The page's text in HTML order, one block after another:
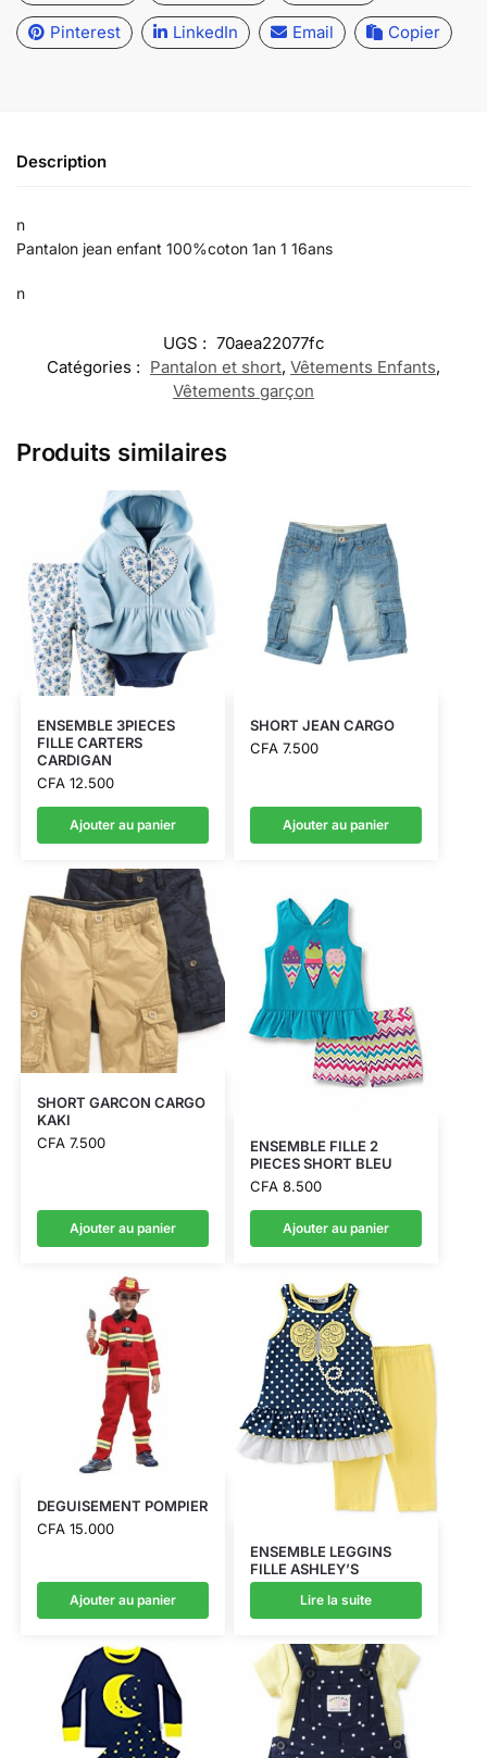
Pinterest LinkedIn Email Copier
Description
n
Pantalon jean enfant 100%coton 1an 1 16ans
n
UGS : 70aea22077fc
Catégories : Pantalon et short, Vêtements Enfants,
Vêtements garçon
Produits similaires
ENSEMBLE 3PIECES
FILLE CARTERS
CARDIGAN
CFA12.500
Ajouter au panier
SHORT JEAN CARGO
CFA7.500
Ajouter au panier
SHORT GARCON CARGO
KAKI
CFA7.500
Ajouter au panier
ENSEMBLE FILLE 2
PIECES SHORT BLEU
CFA8.500
Ajouter au panier
DEGUISEMENT POMPIER
CFA15.000
Ajouter au panier
ENSEMBLE LEGGINS
FILLE ASHLEY’S
Lire la suite